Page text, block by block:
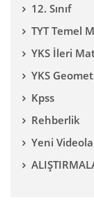
12. Sınıf
TYT Temel
YKS İleri
YKS
Kpss
Rehberlik
Yeni